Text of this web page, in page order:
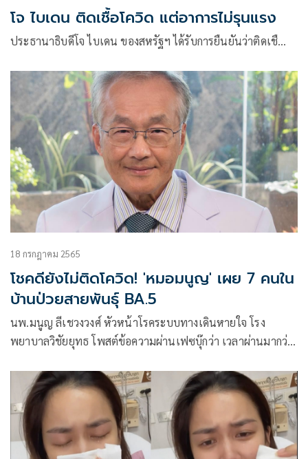
โจ ไบเดน ติดเชื้อโควิด แต่อาการไม่รุนแรง
ประธานาธิบดีโจ ไบเดน ของสหรัฐฯ ได้รับการยืนยันว่าติดเชื…
18 กรกฎาคม 2565
โชคดียังไม่ติดโควิด! 'หมอมนูญ' เผย 7 คนใน
บ้านป่วยสายพันธุ์ BA.5
นพ.มนูญ ลีเชวงวงศ์ หัวหน้าโรคระบบทางเดินหายใจ โรง
พยาบาลวิชัยยุทธ โพสต์ข้อความผ่านเฟซบุ๊กว่า เวลาผ่านมากว่า